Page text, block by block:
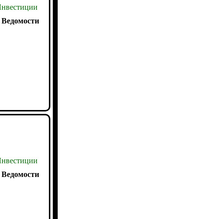
Ведомости
Ведомости